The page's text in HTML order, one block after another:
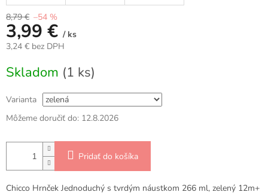
8,79 € –54 %
3,99 € / ks
3,24 € bez DPH
cena:
Skladom (1 ks)
Varianta
Môžeme doručiť do: 12.8.2026
Pridať do košíka
Chicco Hrnček Jednoduchý s tvrdým náustkom 266 ml, zelený 12m+